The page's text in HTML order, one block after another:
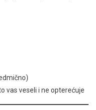
vas veseli i ne opterećuje